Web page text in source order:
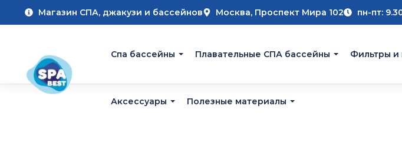
Магазин СПА, джакузи и бассейнов Москва, Проспект Мира 102 пн-пт:
Cпа бассейны Плавательные СПА бассейны Фильтры и
Аксессуары Полезные материалы